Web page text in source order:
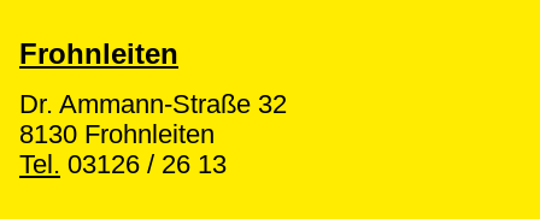
Frohnleiten
Dr. Ammann-Straße 32
8130 Frohnleiten
Tel. 03126 / 26 13